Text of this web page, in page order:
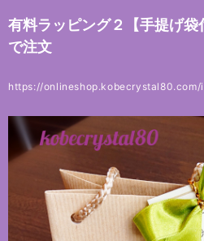
有料ラッピング２【手提げ
で注文
https://onlineshop.kobecrystal80.com/